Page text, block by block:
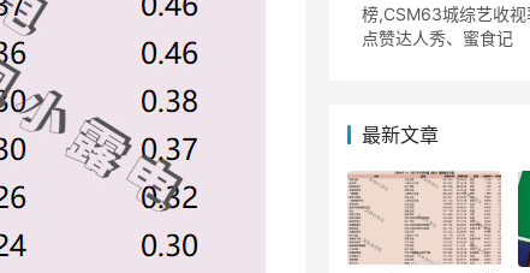
榜,CSM63城综艺收视
点赞达人秀、蜜食记
最新文章